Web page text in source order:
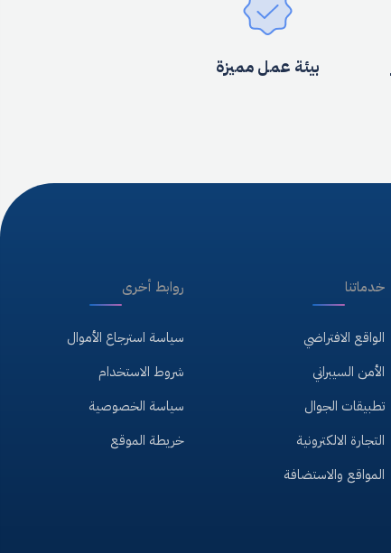
بيئة عمل مميزة
خدماتنا
الواقع الافتراضي
الأمن السيبراني
تطبيقات الجوال
التجارة الالكترونية
المواقع والاستضافة
روابط أخرى
سياسة استرجاع الأموال
شروط الاستخدام
سياسة الخصوصية
خريطة الموقع